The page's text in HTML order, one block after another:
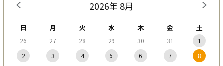
2026年 8月
日 月 火 水 木 金 土
26 27 28 29 30 31
1
2
3 4 5 6 7
8